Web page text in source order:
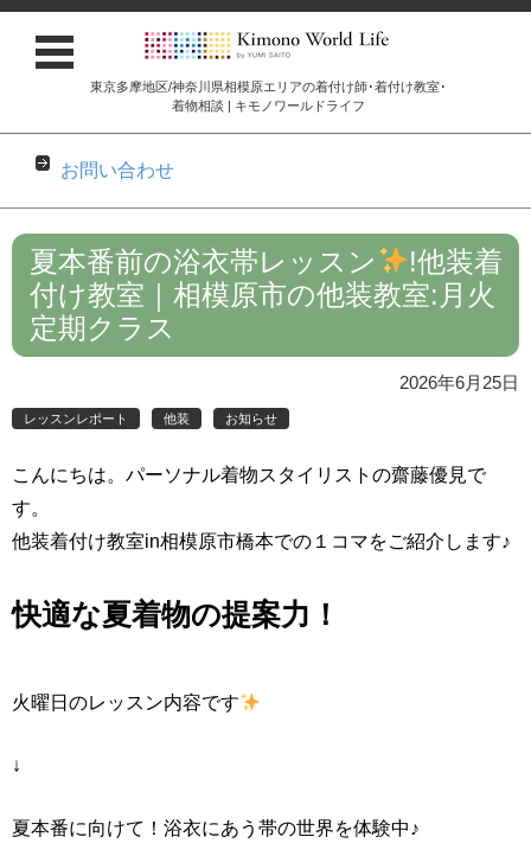
東京多摩地区/神奈川県相模原エリアの着付け師･着付け教室･
着物相談 | キモノワールドライフ
お問い合わせ
コンテンツに移動
夏本番前の浴衣帯レッスン
!他装着
付け教室｜相模原市の他装教室:月火
定期クラス
2026年6月25日
レッスンレポート 他装 お知らせ
こんにちは。パーソナル着物スタイリストの齋藤優見で
す。
他装着付け教室in相模原市橋本での１コマをご紹介します♪
快適な夏着物の提案力！
火曜日のレッスン内容です
↓
夏本番に向けて！浴衣にあう帯の世界を体験中♪